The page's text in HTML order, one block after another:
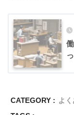
CATEGORY : よ